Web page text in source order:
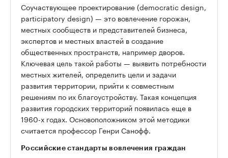
Соучаствующее проектирование (democratic design,
participatory design) — это вовлечение горожан,
местных сообществ и представителей бизнеса,
экспертов и местных властей в создание
общественных пространств, например дворов.
Ключевая цель такой работы — выявить потребности
местных жителей, определить цели и задачи
развития территории, прийти к совместным
решениям по их благоустройству. Такая концепция
развития городских территорий появилась еще в
1960-х годах. Основоположником этой методики
считается профессор Генри Санофф.
Российские стандарты вовлечения граждан